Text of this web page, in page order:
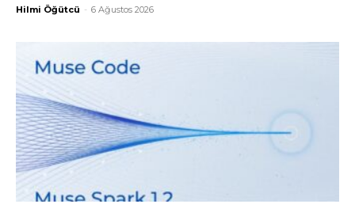
Hilmi Öğütcü - 6 Ağustos 2026